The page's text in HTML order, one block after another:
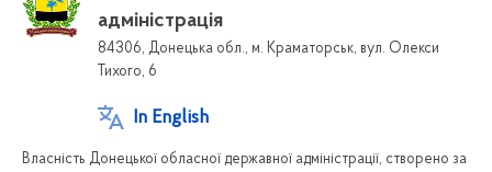
адміністрація
84306, Донецька обл., м. Краматорськ, вул. Олекси
Тихого, 6
In English
Власність Донецької обласної державної адміністрації, створено за